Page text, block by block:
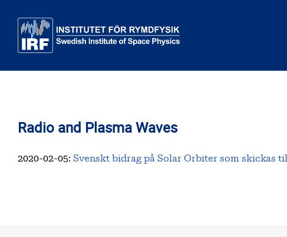
Radio and Plasma Waves
2020-02-05: Svenskt bidrag på Solar Orbiter som skickas